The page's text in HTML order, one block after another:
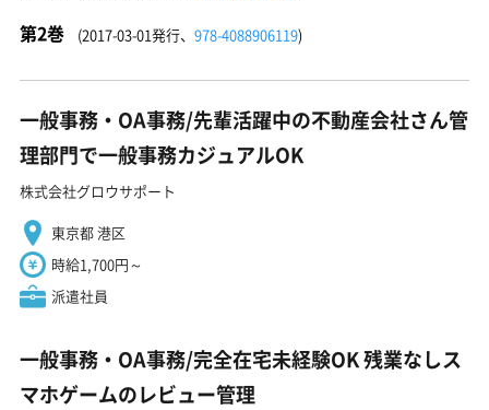
第2巻 (2017-03-01発行、 978-4088906119)
一般事務・OA事務/先輩活躍中の不動産会社さん管
理部門で一般事務カジュアルOK
株式会社グロウサポート
東京都 港区
時給1,700円～
派遣社員
一般事務・OA事務/完全在宅未経験OK 残業なしス
マホゲームのレビュー管理